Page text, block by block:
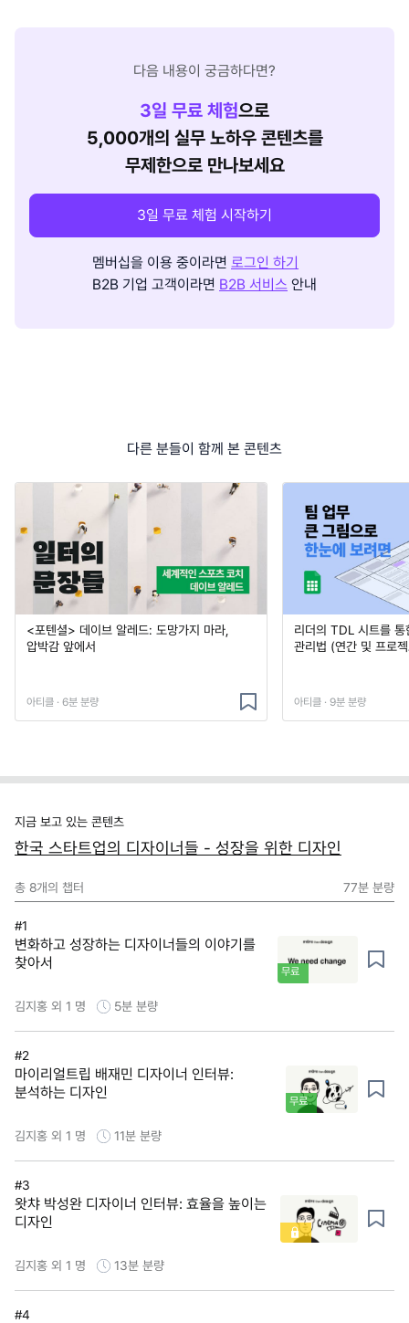
다음 내용이 궁금하다면?
3일 무료 체험으로
5,000개의 실무 노하우 콘텐츠를
무제한으로 만나보세요
3일 무료 체험 시작하기
멤버십을 이용 중이라면 로그인 하기
B2B 기업 고객이라면 B2B 서비스 안내
다른 분들이 함께 본 콘텐츠
<포텐셜> 데이브 알레드: 도망가지 마라,
압박감 앞에서
아티클 · 6분 분량
리더의 TDL 시트를
관리법 (연간 및 프로
아티클 · 9분 분량
지금 보고 있는 콘텐츠
한국 스타트업의 디자이너들 - 성장을 위한 디자인
총 8개의 챕터 77분 분량
#1
변화하고 성장하는 디자이너들의 이야기를
찾아서
무료
김지홍 외 1 명 5분 분량
#2
마이리얼트립 배재민 디자이너 인터뷰:
분석하는 디자인
무료
김지홍 외 1 명 11분 분량
#3
왓챠 박성완 디자이너 인터뷰: 효율을 높이는
디자인
김지홍 외 1 명 13분 분량
#4